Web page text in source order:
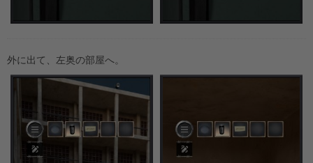
外に出て、左奥の部屋へ。